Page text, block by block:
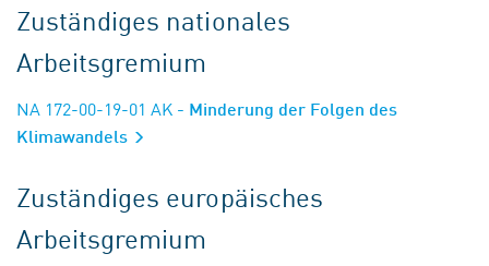
Zuständiges nationales
Arbeitsgremium
NA 172-00-19-01 AK - Minderung der Folgen des
Klimawandels
Zuständiges europäisches
Arbeitsgremium